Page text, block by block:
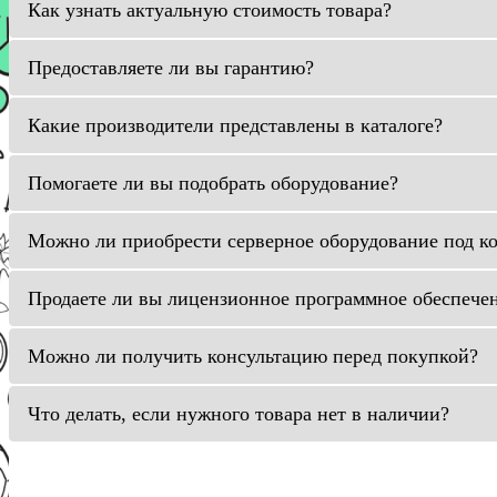
Как узнать актуальную стоимость товара?
Предоставляете ли вы гарантию?
Какие производители представлены в каталоге?
Помогаете ли вы подобрать оборудование?
Можно ли приобрести серверное оборудование под
Продаете ли вы лицензионное программное
Можно ли получить консультацию перед покупкой?
Что делать, если нужного товара нет в наличии?